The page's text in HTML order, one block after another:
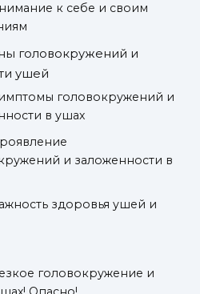
к себе и своим
головокружений и
ушей
головокружений и
в ушах
и заложенности в
здоровья ушей и
головокружение и